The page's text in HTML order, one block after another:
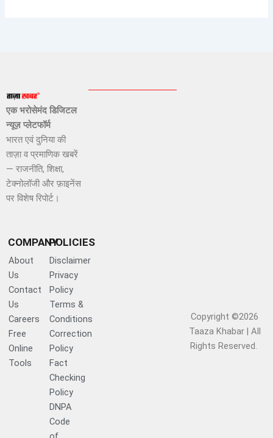
एक भरोसेमंद डिजिटल
न्यूज़ प्लेटफॉर्म
भारत एवं दुनिया की
ताज़ा व प्रमाणिक खबरें
— राजनीति, शिक्षा,
टेक्नोलॉजी और फ़ाइनेंस
पर विशेष रिपोर्ट।
COMPANY
About
Us
Contact
Us
Careers
Free
Online
Tools
POLICIES
Disclaimer
Privacy
Policy
Terms &
Conditions
Correction
Policy
Fact
Checking
Policy
DNPA
Code
Copyright ©2026
Taaza Khabar | All
Rights Reserved.​